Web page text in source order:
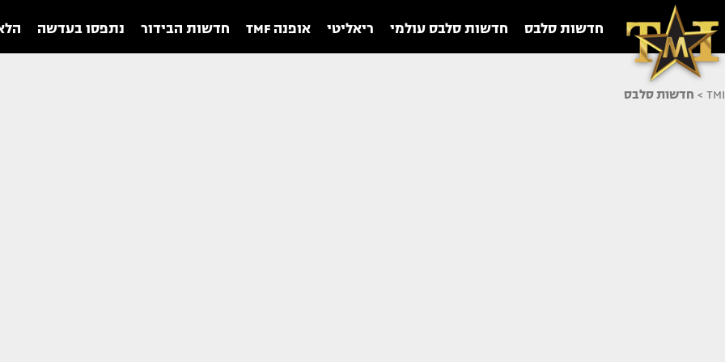
חדשות סלבס חדשות סלבס עולמי ריאליטי אופנה TMF חדשות הבידור נתפסו בעדשה
TMI
> חדשות סלבס